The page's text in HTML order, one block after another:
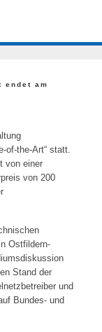
endet am
of-the-Art“ statt.
von einer
von 200
Ostfildern-
Stand der
und
Bundes- und